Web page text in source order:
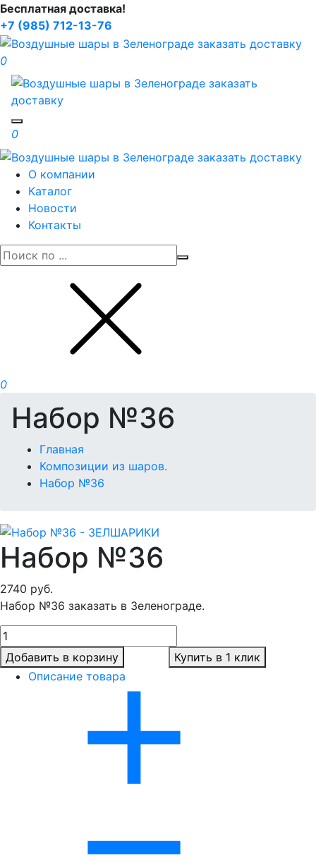
Бесплатная доставка!
+7 (985) 712-13-76
0
Toggle navigation
0
О компании
Каталог
Новости
Контакты
0
Набор №36
Главная
Композиции из шаров.
Набор №36
Набор №36
2740 руб.
Набор №36 заказать в Зеленограде.
Добавить в корзину
Купить в 1 клик
Описание товара